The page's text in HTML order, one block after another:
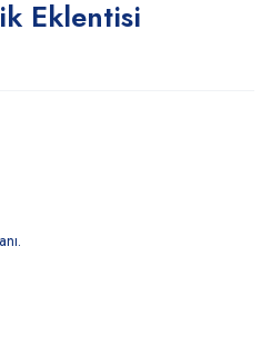
Eklentisi